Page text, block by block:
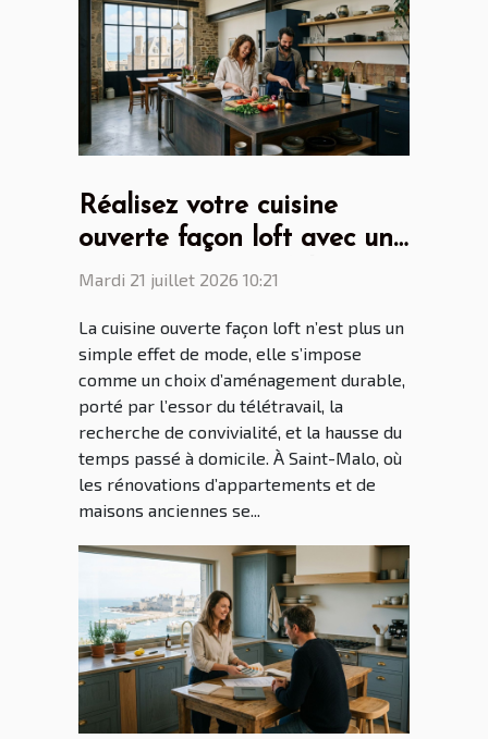
Réalisez votre cuisine
ouverte façon loft avec un
cuisiniste Saint Malo
Mardi 21 juillet 2026 10:21
La cuisine ouverte façon loft n’est plus un
simple effet de mode, elle s’impose
comme un choix d’aménagement durable,
porté par l’essor du télétravail, la
recherche de convivialité, et la hausse du
temps passé à domicile. À Saint-Malo, où
les rénovations d’appartements et de
maisons anciennes se...